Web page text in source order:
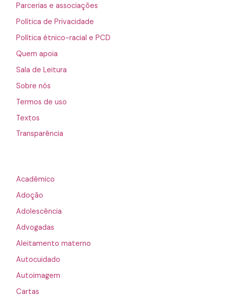
Parcerias e associações
Política de Privacidade
Política étnico-racial e PCD
Quem apoia
Sala de Leitura
Sobre nós
Termos de uso
Textos
Transparência
Acadêmico
Adoção
Adolescência
Advogadas
Aleitamento materno
Autocuidado
Autoimagem
Cartas